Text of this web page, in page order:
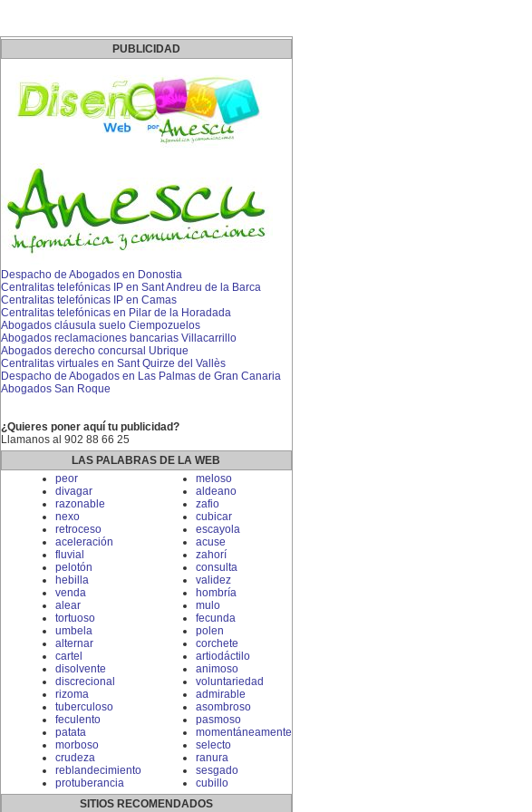
PUBLICIDAD
Despacho de Abogados en Donostia
Centralitas telefónicas IP en Sant Andreu de la Barca
Centralitas telefónicas IP en Camas
Centralitas telefónicas en Pilar de la Horadada
Abogados cláusula suelo Ciempozuelos
Abogados reclamaciones bancarias Villacarrillo
Abogados derecho concursal Ubrique
Centralitas virtuales en Sant Quirze del Vallès
Despacho de Abogados en Las Palmas de Gran Canaria
Abogados San Roque
¿Quieres poner aquí tu publicidad?
Llamanos al 902 88 66 25
LAS PALABRAS DE LA WEB
peor
divagar
razonable
nexo
retroceso
aceleración
fluvial
pelotón
hebilla
venda
alear
tortuoso
umbela
alternar
cartel
disolvente
discrecional
rizoma
tuberculoso
feculento
patata
morboso
crudeza
reblandecimiento
protuberancia
meloso
aldeano
zafio
cubicar
escayola
acuse
zahorí
consulta
validez
hombría
mulo
fecunda
polen
corchete
artiodáctilo
animoso
voluntariedad
admirable
asombroso
pasmoso
momentáneamente
selecto
ranura
sesgado
cubillo
SITIOS RECOMENDADOS